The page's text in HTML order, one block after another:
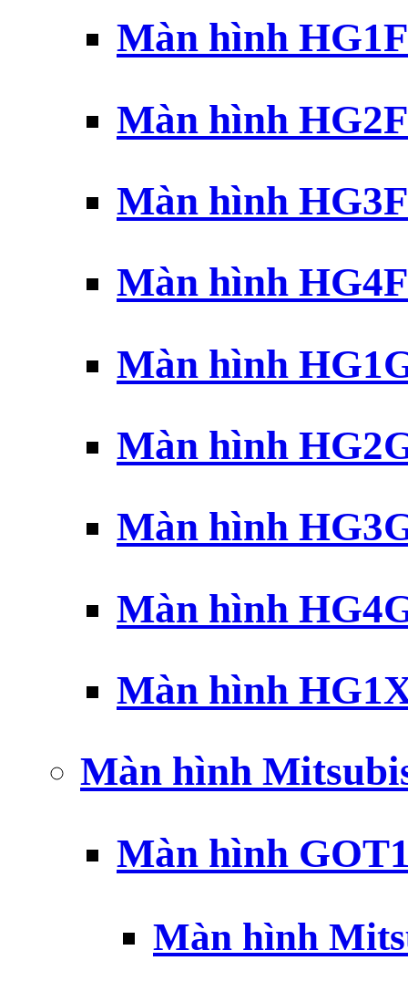
Màn hình
Màn hình
Màn hình
Màn hình
Màn hình
Màn hình
Màn hình
Màn hình
Màn hình
Màn hình
Màn hình
Màn hình